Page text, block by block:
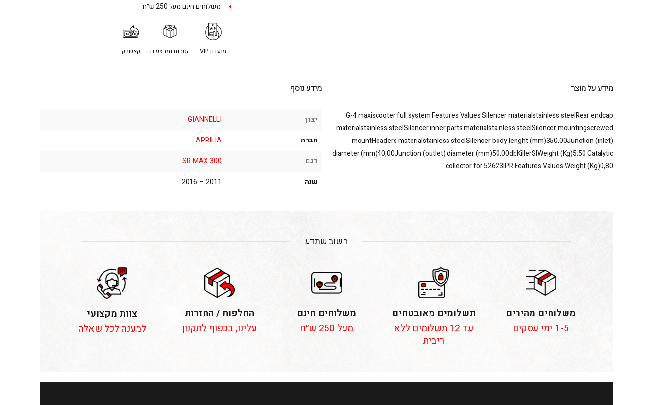
משלוחים חינם מעל 250 ש״ח
מועדון VIP הטבות ומבצעים קאשבק
מידע על מוצר
G-4 maxiscooter full system Features Values Silencer materialstainless steelRear endcap
materialstainless steelSilencer inner parts materialstainless steelSilencer mountingscrewed
mountHeaders materialstainless steelSilencer body lenght (mm)350,00Junction (inlet)
diameter (mm)40,00Junction (outlet) diameter (mm)50,00dbKillerSIWeight (Kg)5,50 Catalytic
collector for 52623IPR Features Values Weight (Kg)0,80
מידע נוסף
יצרן GIANNELLI
חברה APRILIA
דגם SR MAX 300
שנה 2011 – 2016
חשוב שתדע
משלוחים מהירים
1-5 ימי עסקים
תשלומים מאובטחים
עד 12 תשלומים ללא
ריבית
משלוחים חינם
מעל 250 ש״ח
החלפות / החזרות
עלינו, בכפוף לתקנון
צוות מקצועי
למענה לכל שאלה